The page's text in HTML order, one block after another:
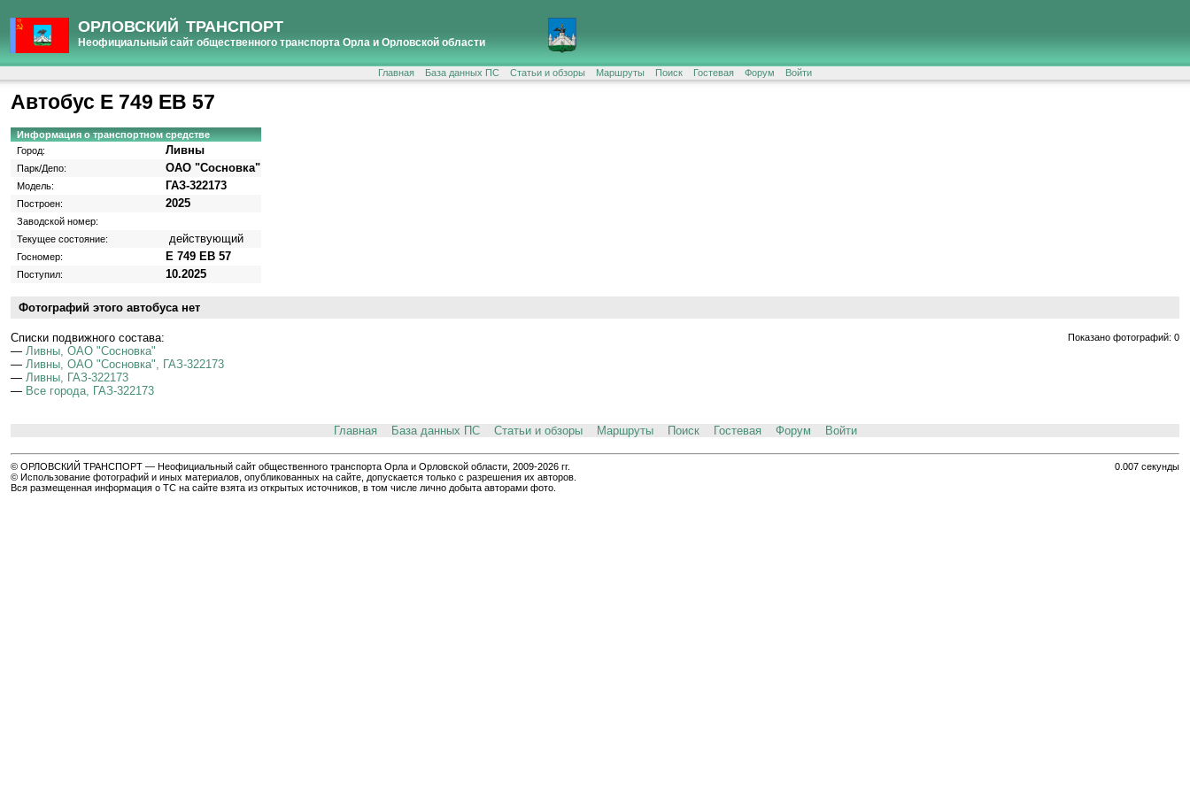
ОРЛОВСКИЙ ТРАНСПОРТ
Неофициальный сайт общественного транспорта Орла и Орловской области
Главная База данных ПС Статьи и обзоры Маршруты Поиск Гостевая Форум Войти
Автобус Е 749 ЕВ 57
Информация о транспортном средстве
Город:
Ливны
Парк/Депо: ОАО "Сосновка"
Модель: ГАЗ-322173
Построен: 2025
Заводской номер:
Текущее состояние:
действующий
Госномер: Е 749 ЕВ 57
Поступил: 10.2025
Фотографий этого автобуса нет
Показано фотографий: 0
Cписки подвижного состава:
— Ливны, ОАО "Сосновка"
— Ливны, ОАО "Сосновка", ГАЗ-322173
— Ливны, ГАЗ-322173
— Все города, ГАЗ-322173
Главная База данных ПС Статьи и обзоры Маршруты Поиск Гостевая Форум Войти
0.007 секунды
© ОРЛОВСКИЙ ТРАНСПОРТ — Неофициальный сайт общественного транспорта Орла и Орловской области, 2009-2026 гг.
© Использование фотографий и иных материалов, опубликованных на сайте, допускается только с разрешения их авторов.
Вся размещенная информация о ТС на сайте взята из открытых источников, в том числе лично добыта авторами фото.